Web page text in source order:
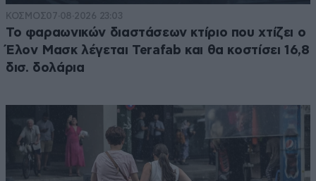
ΚΟΣΜΟΣ07·08·2026 23:03
Το φαραωνικών διαστάσεων κτίριο που χτίζει ο
Έλον Μασκ λέγεται Terafab και θα κοστίσει 16,8
δισ. δολάρια